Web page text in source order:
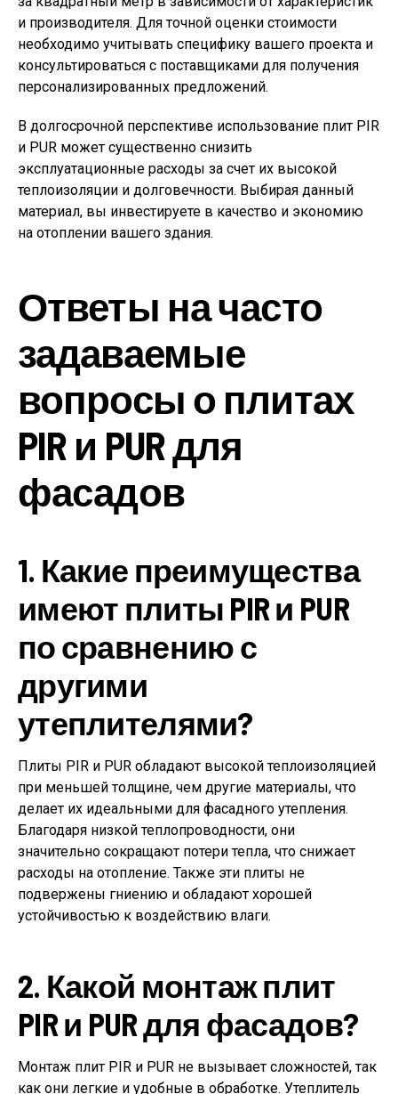
и производителя. Для точной оценки стоимости
необходимо учитывать специфику вашего проекта и
консультироваться с поставщиками для получения
персонализированных предложений.
В долгосрочной перспективе использование плит PIR
и PUR может существенно снизить
эксплуатационные расходы за счет их высокой
теплоизоляции и долговечности. Выбирая данный
материал, вы инвестируете в качество и экономию
на отоплении вашего здания.
Ответы на часто
задаваемые
вопросы о плитах
PIR и PUR для
фасадов
1. Какие преимущества
имеют плиты PIR и PUR
по сравнению с
другими
утеплителями?
Плиты PIR и PUR обладают высокой теплоизоляцией
при меньшей толщине, чем другие материалы, что
делает их идеальными для фасадного утепления.
Благодаря низкой теплопроводности, они
значительно сокращают потери тепла, что снижает
расходы на отопление. Также эти плиты не
подвержены гниению и обладают хорошей
устойчивостью к воздействию влаги.
2. Какой монтаж плит
PIR и PUR для фасадов?
Монтаж плит PIR и PUR не вызывает сложностей, так
как они легкие и удобные в обработке. Утеплитель